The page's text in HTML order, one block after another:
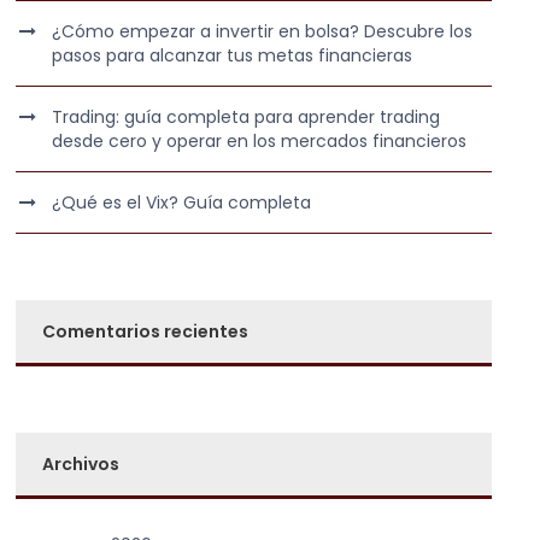
¿Cómo empezar a invertir en bolsa? Descubre los
pasos para alcanzar tus metas financieras
Trading: guía completa para aprender trading
desde cero y operar en los mercados financieros
¿Qué es el Vix? Guía completa
Comentarios recientes
Archivos